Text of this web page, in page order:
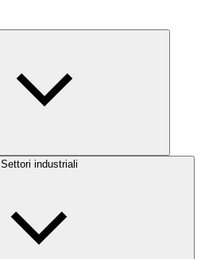
Settori industriali